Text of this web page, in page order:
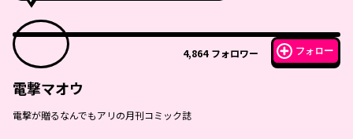
4,864 フォロワー フォロー
電撃マオウ
電撃が贈るなんでもアリの月刊コミック誌